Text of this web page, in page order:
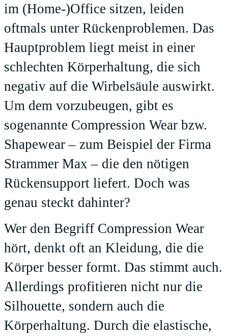
im (Home-)Office sitzen, leiden
oftmals unter Rückenproblemen. Das
Hauptproblem liegt meist in einer
schlechten Körperhaltung, die sich
negativ auf die Wirbelsäule auswirkt.
Um dem vorzubeugen, gibt es
sogenannte Compression Wear bzw.
Shapewear – zum Beispiel der Firma
Strammer Max – die den nötigen
Rückensupport liefert. Doch was
genau steckt dahinter?
Wer den Begriff Compression Wear
hört, denkt oft an Kleidung, die die
Körper besser formt. Das stimmt auch.
Allerdings profitieren nicht nur die
Silhouette, sondern auch die
Körperhaltung. Durch die elastische,